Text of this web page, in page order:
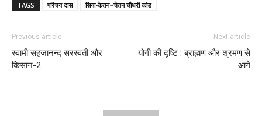
TAGS परिचय दास सिया-केतन~चेतन चौधरी कांड
Previous article
स्वामी सहजानन्द सरस्वती और
किसान-2
Next article
योगी की दृष्टि : ब्राह्मण और श्रमण से
आगे